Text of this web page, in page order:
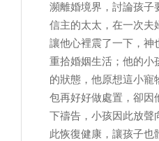
瀕離婚境界，討論孩子
信主的太太，在一次夫
讓他心裡震了一下，神
重拾婚姻生活；他的小
的狀態，他原想這小寵
包再好好做處置，卻因
下禱告，小孩因此放聲
此恢復健康，讓孩子也